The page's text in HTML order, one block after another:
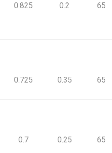
0.825 0.2 65
0.725 0.35 65
0.7 0.25 65